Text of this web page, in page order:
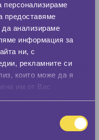
персонализираме
предоставяме
анализираме
информация за
ни, с
рекламните си
които може да я
им от Вас
виж повече
4 205/55